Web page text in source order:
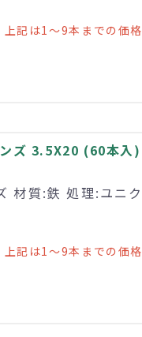
記は1～9本までの価格
ズ 3.5X20 (60本入)
材質:鉄 処理:ユニク
記は1～9本までの価格